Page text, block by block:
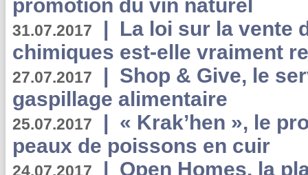
promotion du vin naturel
31.07.2017 | La loi sur la vente
chimiques est-elle vraiment
27.07.2017 | Shop & Give, le
gaspillage alimentaire
25.07.2017 | « Krak’hen », le
peaux de poissons en cuir
24.07.2017 | Open Homes, la